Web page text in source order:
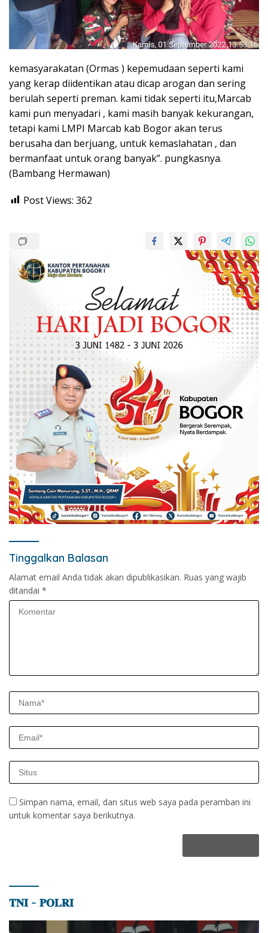
kemasyarakatan (Ormas ) kepemudaan seperti kami
yang kerap diidentikan atau dicap arogan dan sering
berulah seperti preman. kami tidak seperti itu,Marcab
kami pun menyadari , kami masih banyak kekurangan,
tetapi kami LMPI Marcab kab Bogor akan terus
berusaha dan berjuang, untuk kemaslahatan , dan
bermanfaat untuk orang banyak”. pungkasnya.
(Bambang Hermawan)
Post Views: 362
Tinggalkan Balasan
Alamat email Anda tidak akan dipublikasikan. Ruas yang wajib
ditandai *
Simpan nama, email, dan situs web saya pada peramban ini
untuk komentar saya berikutnya.
𝐓𝐍𝐈 – 𝐏𝐎𝐋𝐑𝐈